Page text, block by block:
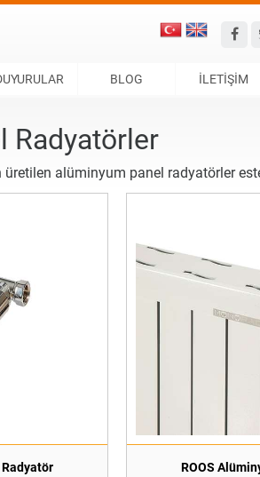
BLOG İLETİŞİM
Radyatörler
alüminyum panel radyatörler
ROOS